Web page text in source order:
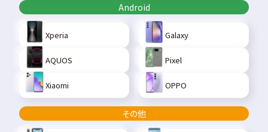
Android
Xperia Galaxy
AQUOS Pixel
Xiaomi OPPO
その他